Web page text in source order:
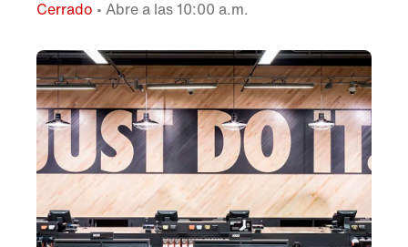
Cerrado • Abre a las 10:00 a.m.